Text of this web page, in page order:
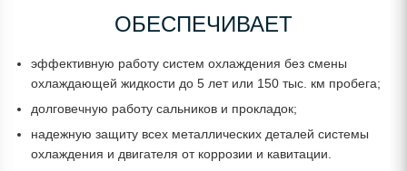
ОБЕСПЕЧИВАЕТ
эффективную работу систем охлаждения без смены
охлаждающей жидкости до 5 лет или 150 тыс. км пробега;
долговечную работу сальников и прокладок;
надежную защиту всех металлических деталей системы
охлаждения и двигателя от коррозии и кавитации.